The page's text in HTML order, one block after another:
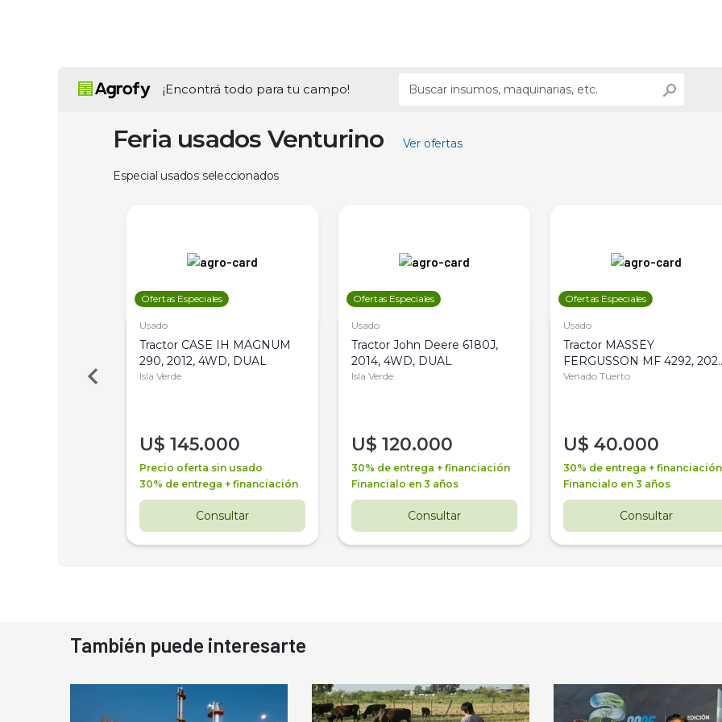
¡Encontrá todo para tu campo!
Feria usados Venturino Ver ofertas
Especial usados seleccionados
Ofertas Especiales
Usado
Tractor CASE IH MAGNUM
290, 2012, 4WD, DUAL
Isla Verde
U$ 145.000
Precio oferta sin usado
30% de entrega + financiación
Consultar
Ofertas Especiales
Usado
Tractor John Deere 6180J,
2014, 4WD, DUAL
Isla Verde
U$ 120.000
30% de entrega + financiación
Financialo en 3 años
Consultar
Ofertas Especiales
Usado
Tractor MASSEY
FERGUSSON MF 4292,
4WD, PATON
Venado Tuerto
U$ 40.000
30% de entrega + financiación
Financialo en 3 años
Consultar
También puede interesarte